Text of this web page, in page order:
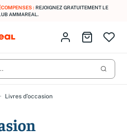
: REJOIGNEZ GRATUITEMENT LE
AMMAREAL.
Identifiez-vous
Aller au
Livres d’occasion